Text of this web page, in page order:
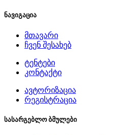
ნავიგაცია
მთავარი
ჩვენ შესახებ
ტენტები
კონტაქტი
ავტორიზაცია
რეგისტრაცია
სასარგებლო ბმულები